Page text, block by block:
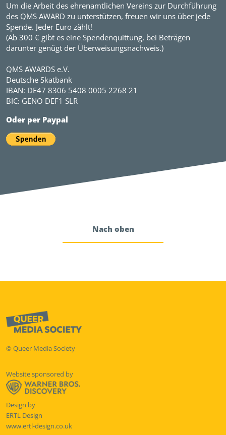
Um die Arbeit des ehrenamtlichen Vereins zur Durchführung
des QMS AWARD zu unterstützen, freuen wir uns über jede
Spende. Jeder Euro zählt!
(Ab 300 € gibt es eine Spendenquittung, bei Beträgen
darunter genügt der Überweisungsnachweis.)
QMS AWARDS e.V.
Deutsche Skatbank
IBAN: DE47 8306 5408 0005 2268 21
BIC: GENO DEF1 SLR
Oder per Paypal
Nach oben
© Queer Media Society
Website sponsored by
Design by
ERTL Design
www.ertl-design.co.uk